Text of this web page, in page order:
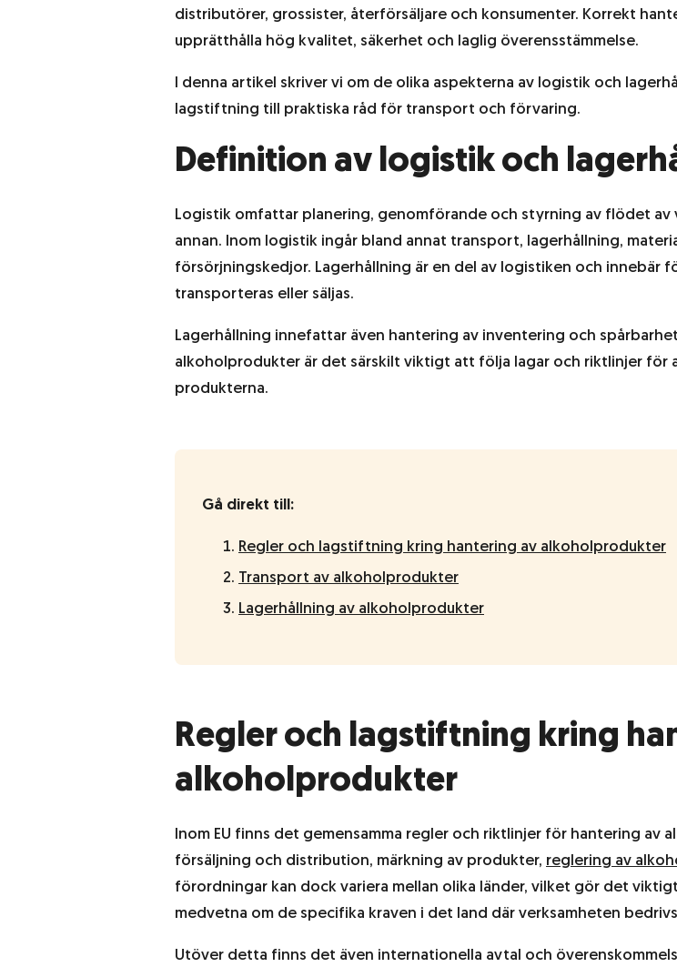
distributörer, grossister, återförsäljare och konsumenter. Korrekt
upprätthålla hög kvalitet, säkerhet och laglig överensstämmelse.
I denna artikel skriver vi om de olika aspekterna av logistik och
lagstiftning till praktiska råd för transport och förvaring.
Definition av logistik och
Logistik omfattar planering, genomförande och styrning av flödet
annan. Inom logistik ingår bland annat transport, lagerhållning,
försörjningskedjor. Lagerhållning är en del av logistiken och innebär
transporteras eller säljas.
Lagerhållning innefattar även hantering av inventering och
alkoholprodukter är det särskilt viktigt att följa lagar och riktlinjer för
produkterna.
Gå direkt till:
Regler och lagstiftning kring hantering av alkoholprodukter
Transport av alkoholprodukter
Lagerhållning av alkoholprodukter
Regler och lagstiftning kring
alkoholprodukter
Inom EU finns det gemensamma regler och riktlinjer för hantering av
försäljning och distribution, märkning av produkter, reglering av
förordningar kan dock variera mellan olika länder, vilket gör det
medvetna om de specifika kraven i det land där verksamheten
Utöver detta finns det även internationella avtal och